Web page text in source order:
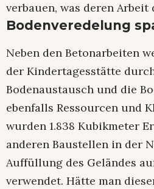
verbauen, was deren
Bodenveredelung
Neben den Betonarbeiten
der Kindertagesstätte
Bodenaustausch und die
ebenfalls Ressourcen und
wurden 1.838 Kubikmeter
anderen Baustellen in der
Auffüllung des Geländes
verwendet. Hätte man